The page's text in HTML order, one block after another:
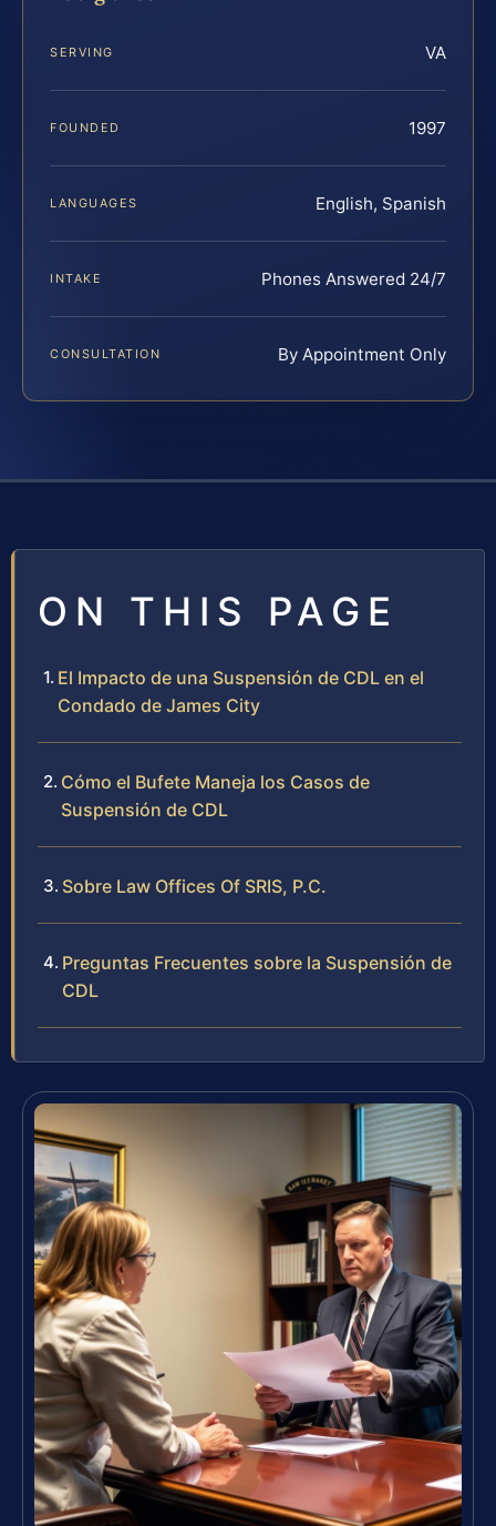
SERVING VA
FOUNDED 1997
LANGUAGES English, Spanish
INTAKE Phones Answered 24/7
CONSULTATION By Appointment Only
ON THIS PAGE
El Impacto de una Suspensión de CDL en el
Condado de James City
Cómo el Bufete Maneja los Casos de
Suspensión de CDL
Sobre Law Offices Of SRIS, P.C.
Preguntas Frecuentes sobre la Suspensión de
CDL